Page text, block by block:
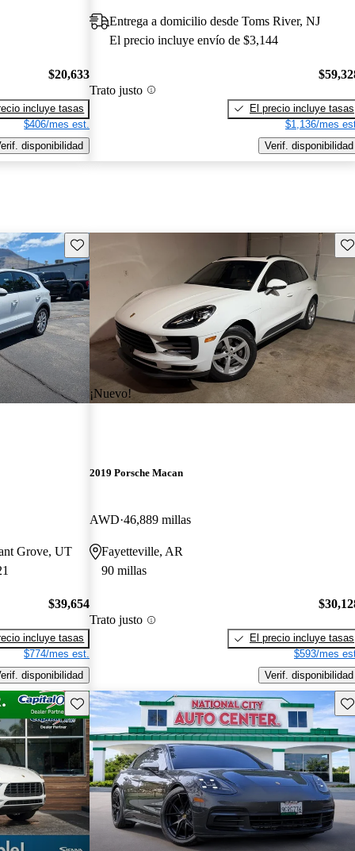
$20,633
incluye tasas
$406/mes est.
disponibilidad
Entrega a domicilio desde Toms River, NJ
El precio incluye envío de $3,144
Trato justo
El precio incluye tasas
$1,136/mes
Verif. disponibilidad
Guarda este Aviso
Grove, UT
$39,654
incluye tasas
$774/mes est.
disponibilidad
¡Nuevo!
2019 Porsche Macan
AWD 46,889 millas
Fayetteville, AR
90 millas
Trato justo
El precio incluye tasas
$593/mes
Verif. disponibilidad
Guarda este Aviso